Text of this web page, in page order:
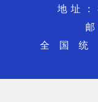
地址
全国